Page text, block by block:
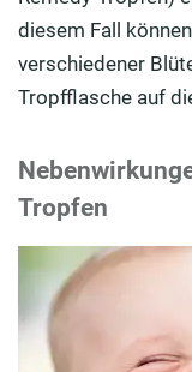
diesem Fall
verschiedener
Tropfflasche auf
Tropfen